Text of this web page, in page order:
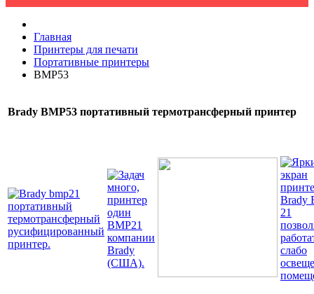
Главная
Принтеры для печати
Портативные принтеры
BMP53
Brady BMP53 портативный термотрансферный принтер